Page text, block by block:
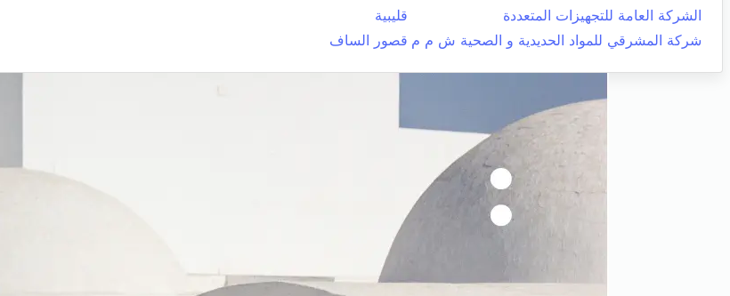
الشركة العامة للتجهيزات المتعددة
قليبية
شركة المشرقي للمواد الحديدية و الصحية ش م م قصور الساف